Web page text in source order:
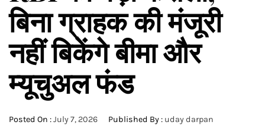
बिना ग्राहक की मंजूरी
नहीं बिकेंगे बीमा और
म्यूचुअल फंड
Posted On :July 7, 2026 Published By : uday darpan